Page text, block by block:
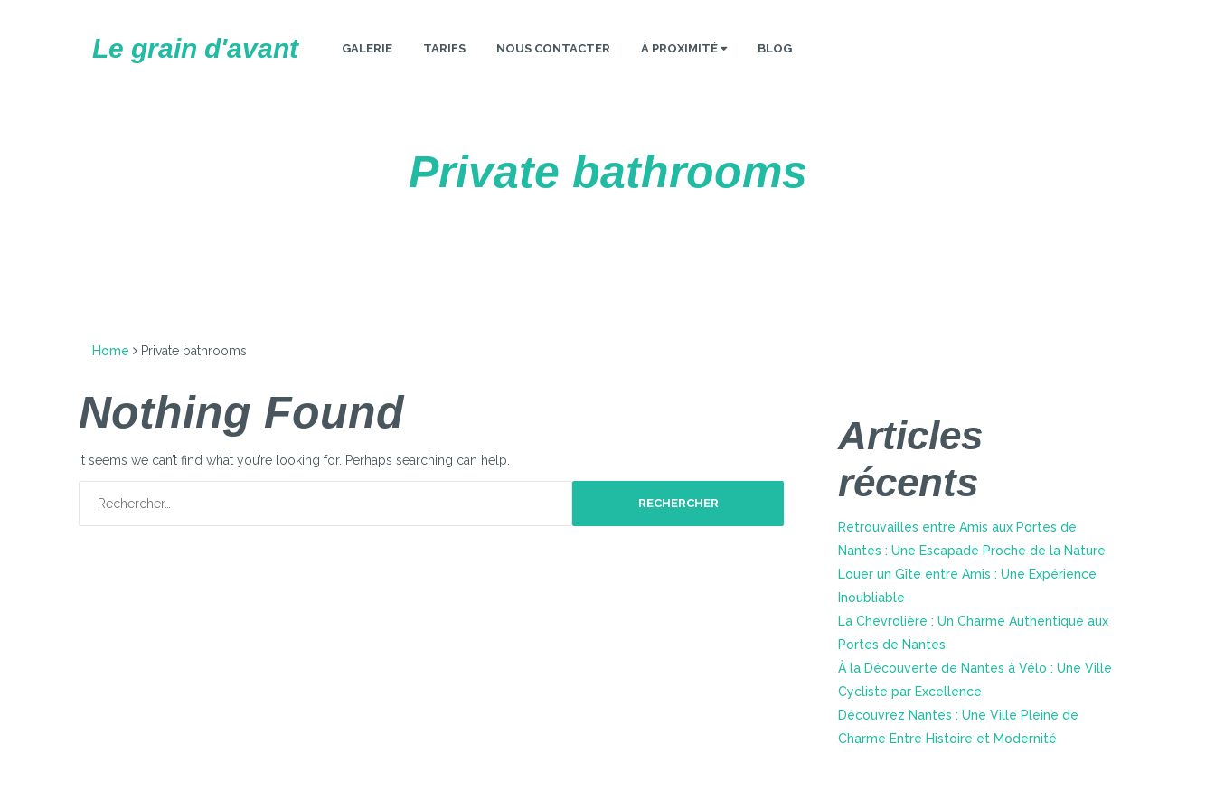
Le grain d'avant GALERIE TARIFS NOUS CONTACTER À PROXIMITÉ BLOG
Private bathrooms
Home Private bathrooms
Nothing Found
It seems we can’t find what you’re looking for. Perhaps searching can help.
Articles
récents
Retrouvailles entre Amis aux Portes de
Nantes : Une Escapade Proche de la Nature
Louer un Gîte entre Amis : Une Expérience
Inoubliable
La Chevrolière : Un Charme Authentique aux
Portes de Nantes
À la Découverte de Nantes à Vélo : Une Ville
Cycliste par Excellence
Découvrez Nantes : Une Ville Pleine de
Charme Entre Histoire et Modernité